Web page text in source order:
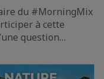
du #MorningMix
à cette
question…